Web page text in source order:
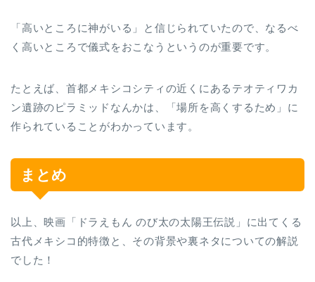
「高いところに神がいる」と信じられていたので、なるべ
く高いところで儀式をおこなうというのが重要です。
たとえば、首都メキシコシティの近くにあるテオティワカ
ン遺跡のピラミッドなんかは、「場所を高くするため」に
作られていることがわかっています。
まとめ
以上、映画「ドラえもん のび太の太陽王伝説」に出てくる
古代メキシコ的特徴と、その背景や裏ネタについての解説
でした！